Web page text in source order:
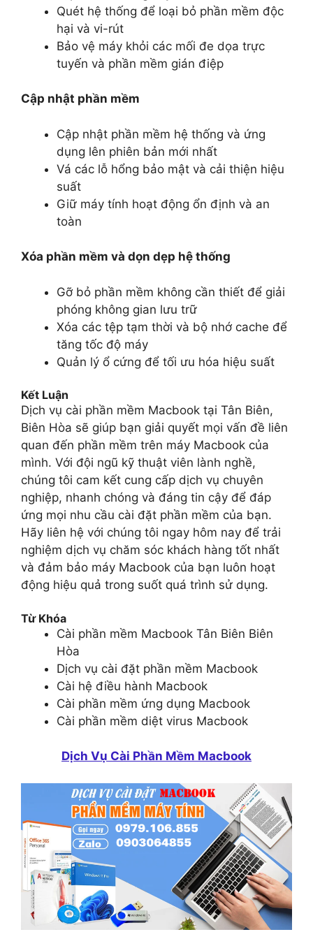
Quét hệ thống để loại bỏ phần mềm độc
hại và vi-rút
Bảo vệ máy khỏi các mối đe dọa trực
tuyến và phần mềm gián điệp
Cập nhật phần mềm
Cập nhật phần mềm hệ thống và ứng
dụng lên phiên bản mới nhất
Vá các lỗ hổng bảo mật và cải thiện hiệu
suất
Giữ máy tính hoạt động ổn định và an
toàn
Xóa phần mềm và dọn dẹp hệ thống
Gỡ bỏ phần mềm không cần thiết để giải
phóng không gian lưu trữ
Xóa các tệp tạm thời và bộ nhớ cache để
tăng tốc độ máy
Quản lý ổ cứng để tối ưu hóa hiệu suất
Kết Luận
Dịch vụ cài phần mềm Macbook tại Tân Biên,
Biên Hòa sẽ giúp bạn giải quyết mọi vấn đề liên
quan đến phần mềm trên máy Macbook của
mình. Với đội ngũ kỹ thuật viên lành nghề,
chúng tôi cam kết cung cấp dịch vụ chuyên
nghiệp, nhanh chóng và đáng tin cậy để đáp
ứng mọi nhu cầu cài đặt phần mềm của bạn.
Hãy liên hệ với chúng tôi ngay hôm nay để trải
nghiệm dịch vụ chăm sóc khách hàng tốt nhất
và đảm bảo máy Macbook của bạn luôn hoạt
động hiệu quả trong suốt quá trình sử dụng.
Từ Khóa
Cài phần mềm Macbook Tân Biên Biên
Hòa
Dịch vụ cài đặt phần mềm Macbook
Cài hệ điều hành Macbook
Cài phần mềm ứng dụng Macbook
Cài phần mềm diệt virus Macbook
Dịch Vụ Cài Phần Mềm Macbook